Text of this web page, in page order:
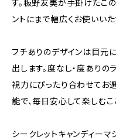
す。板野友美が手掛けたこ
ントにまで幅広くお使いい
フチありのデザインは目元
出します。度なし・度ありの
視力にぴったり合わせてお
能で、毎日安心して楽しむこ
シークレットキャンディー